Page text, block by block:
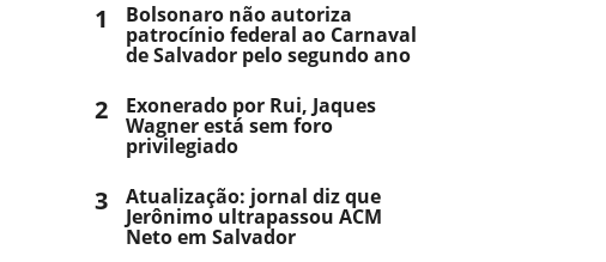
1 Bolsonaro não autoriza
patrocínio federal ao Carnaval
de Salvador pelo segundo ano
2 Exonerado por Rui, Jaques
Wagner está sem foro
privilegiado
3 Atualização: jornal diz que
Jerônimo ultrapassou ACM
Neto em Salvador